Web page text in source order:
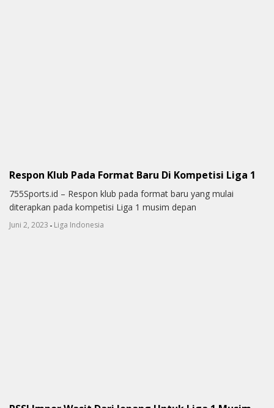
Respon Klub Pada Format Baru Di Kompetisi Liga 1
755Sports.id – Respon klub pada format baru yang mulai
diterapkan pada kompetisi Liga 1 musim depan
Juni 2, 2023 - Liga Indonesia